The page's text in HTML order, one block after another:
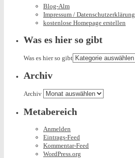
Blog-Alm
Impressum / Datenschutzerklärung
kostenlose Homepage erstellen
Was es hier so gibt
Was es hier so gibt
Archiv
Archiv
Metabereich
Anmelden
Eintrags-Feed
Kommentar-Feed
WordPress.org